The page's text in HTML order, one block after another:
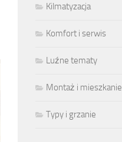
Kilmatyzacja
Komfort i serwis
Luźne tematy
Montaż i mieszkanie
Typy i grzanie